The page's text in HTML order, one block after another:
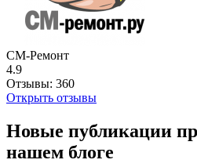
СМ-Ремонт
4.9
Отзывы: 360
Открыть отзывы
Новые публикации
нашем блоге